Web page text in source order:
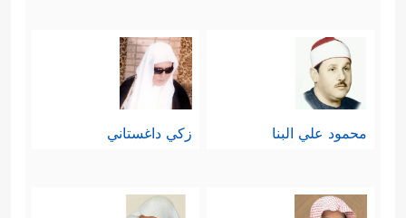
محمود علي البنا زكي داغستاني